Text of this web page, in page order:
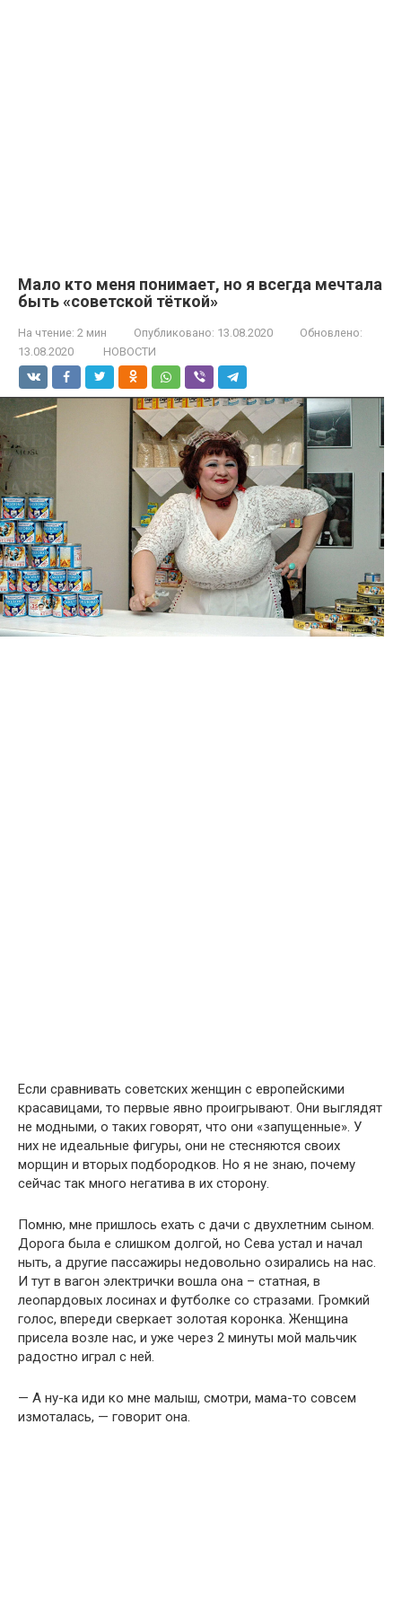
Мало кто меня понимает, но я всегда мечтала
быть «советской тёткой»
На чтение: 2 мин Опубликовано: 13.08.2020
Обновлено:
13.08.2020
НОВОСТИ
Если сравнивать советских женщин с европейскими
красавицами, то первые явно проигрывают. Они выглядят
не модными, о таких говорят, что они «запущенные». У
них не идеальные фигуры, они не стесняются своих
морщин и вторых подбородков. Но я не знаю, почему
сейчас так много негатива в их сторону.
Помню, мне пришлось ехать с дачи с двухлетним сыном.
Дорога была е слишком долгой, но Сева устал и начал
ныть, а другие пассажиры недовольно озирались на нас.
И тут в вагон электрички вошла она – статная, в
леопардовых лосинах и футболке со стразами. Громкий
голос, впереди сверкает золотая коронка. Женщина
присела возле нас, и уже через 2 минуты мой мальчик
радостно играл с ней.
— А ну-ка иди ко мне малыш, смотри, мама-то совсем
измоталась, — говорит она.